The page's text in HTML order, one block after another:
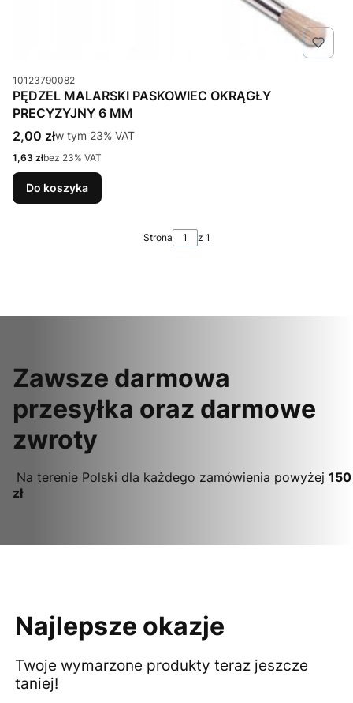
Kod produktu
10123790082
PĘDZEL MALARSKI PASKOWIEC OKRĄGŁY
PRECYZYJNY 6 MM
Cena brutto
2,00 złw tym %s VAT
w tym 23% VAT
Cena netto
1,63 złbez 23% VAT
Do koszyka
Strona z 1
Zawsze darmowa
przesyłka oraz darmowe
zwroty
Na terenie Polski dla każdego zamówienia powyżej 150
zł
Najlepsze okazje
Twoje wymarzone produkty teraz jeszcze
taniej!